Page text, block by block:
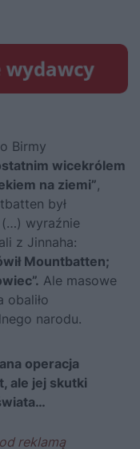
Birmy
wicekrólem
na ziemi”,
był
wyraźnie
z Jinnaha:
Mountbatten;
Ale masowe
obaliło
narodu.
operacja
ale jej skutki